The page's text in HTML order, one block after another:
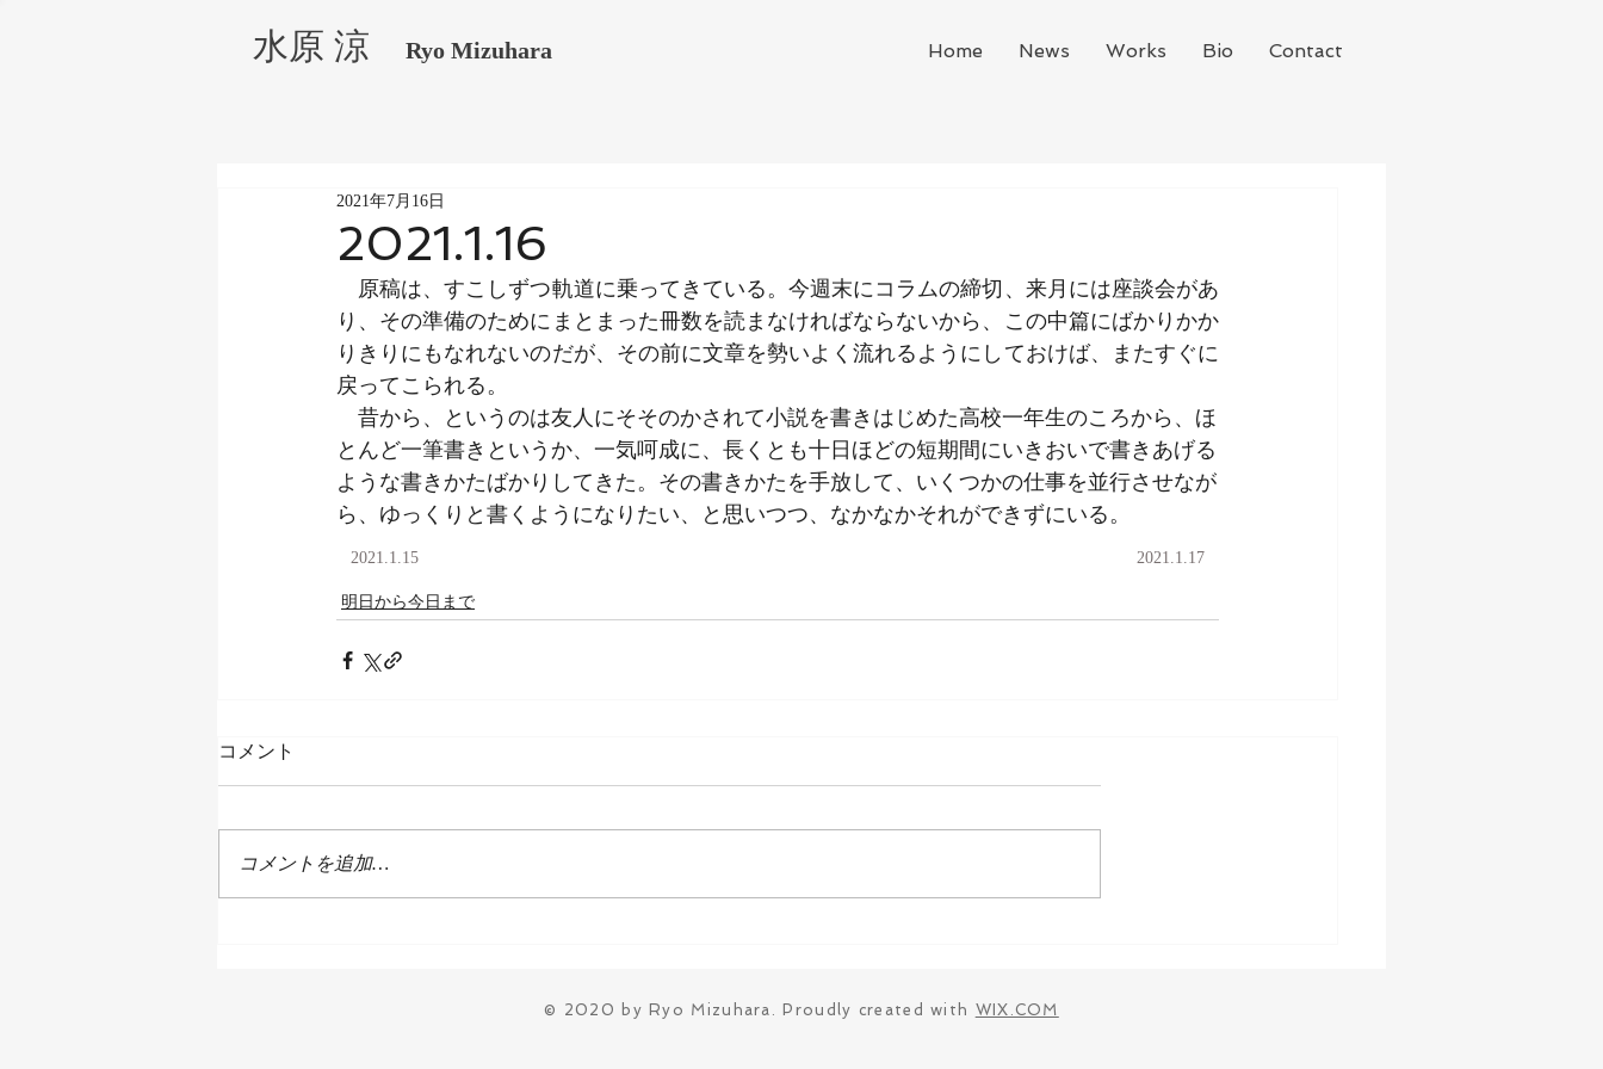
水原 涼 Ryo Mizuhara Home News Works Bio Contact
2021.1.16
2021年7月16日
原稿は、すこしずつ軌道に乗ってきている。今週末にコラムの締切、来月には座談会があ
り、その準備のためにまとまった冊数を読まなければならないから、この中篇にばかりかか
りきりにもなれないのだが、その前に文章を勢いよく流れるようにしておけば、またすぐに
戻ってこられる。
昔から、というのは友人にそそのかされて小説を書きはじめた高校一年生のころから、ほ
とんど一筆書きというか、一気呵成に、長くとも十日ほどの短期間にいきおいで書きあげる
ような書きかたばかりしてきた。その書きかたを手放して、いくつかの仕事を並行させなが
ら、ゆっくりと書くようになりたい、と思いつつ、なかなかそれができずにいる。
2021.1.17
2021.1.15
明日から今日まで
コメント
コメントを追加…
© 2020 by Ryo Mizuhara. Proudly created with WIX.COM